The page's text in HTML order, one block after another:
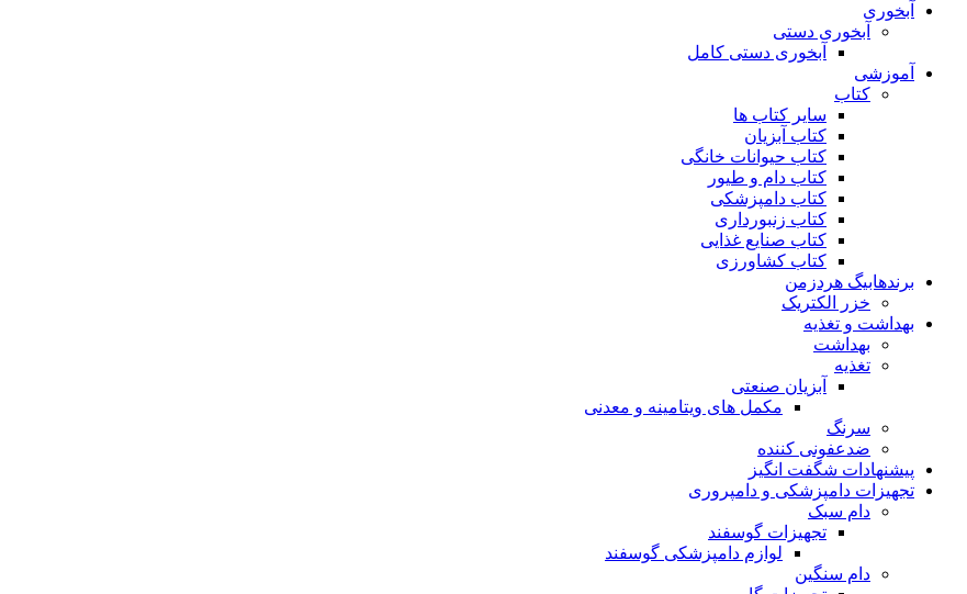
آبخوری
آبخوری دستی
آبخوری دستی کامل
آموزشی
کتاب
سایر کتاب ها
کتاب آبزیان
کتاب حیوانات خانگی
کتاب دام و طیور
کتاب دامپزشکی
کتاب زنبورداری
کتاب صنایع غذایی
کتاب کشاورزی
برندهابیگ هردزمن
خزر الکتریک
بهداشت و تغذیه
بهداشت
تغذیه
آبزیان صنعتی
مکمل های ویتامینه و معدنی
سرنگ
ضدعفونی کننده
پیشنهادات شگفت انگیز
تجهیزات دامپزشکی و دامپروری
دام سبک
تجهیزات گوسفند
لوازم دامپزشکی گوسفند
دام سنگین